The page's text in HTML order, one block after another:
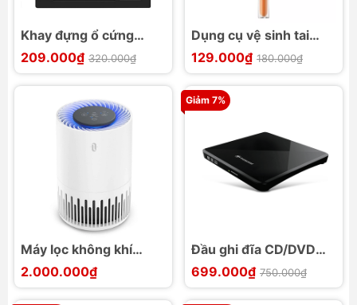
Khay đựng ổ cứng
Ugreen (Caddy Bay)
2.5inch 9.5mm CM322
209.000₫ 320.000₫
Dụng cụ vệ sinh tai
nghe Baseus Cleaning
129.000₫ 180.000₫
Máy lọc không khí
Taotronics TT-AP001
2.000.000₫
Giảm 7%
Đầu ghi đĩa CD/DVD
TRANSCEND DVDWR
TS8X DVDS-K ĐEN
699.000₫ 750.000₫